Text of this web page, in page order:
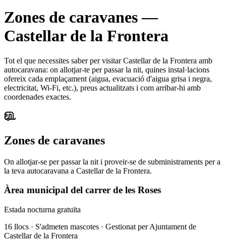
Zones de caravanes—
Castellar de la Frontera
Tot el que necessites saber per visitar Castellar de la Frontera amb
autocaravana: on allotjar-te per passar la nit, quines instal·lacions
ofereix cada emplaçament (aigua, evacuació d'aigua grisa i negra,
electricitat, Wi-Fi, etc.), preus actualitzats i com arribar-hi amb
coordenades exactes.
Zones de caravanes
On allotjar-se per passar la nit i proveir-se de subministraments per a
la teva autocaravana a Castellar de la Frontera.
Àrea municipal del carrer de les Roses
Estada nocturna gratuïta
16 llocs · S'admeten mascotes · Gestionat per Ajuntament de
Castellar de la Frontera